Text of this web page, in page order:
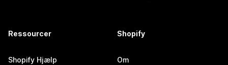
Ressourcer
Shopify Hjælp
Shopify
Om